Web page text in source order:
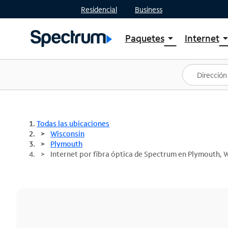
Residencial Business
Paquetesarrow_drop_down
Ver paquetes
Spectrum One
Mejores ofertas
Internetarrow_drop_down
Planes
Todas las ubicaciones
Wisconsin
Plymouth
Internet por fibra óptica de Spectrum en Plymouth,